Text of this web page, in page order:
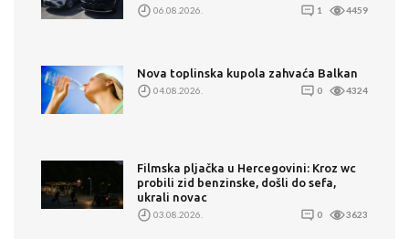
06.08.2026. 1 4459
Nova toplinska kupola zahvaća Balkan
04.08.2026. 0 4324
Filmska pljačka u Hercegovini: Kroz wc
probili zid benzinske, došli do sefa,
ukrali novac
03.08.2026. 0 3623